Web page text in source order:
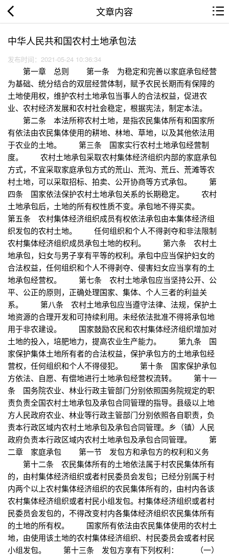
文章内容
中华人民共和国农村土地承包法
发布时间：2021-05-24 10:36:34
第一章 总则 第一条 为稳定和完善以家庭承包经营
为基础、统分结合的双层经营体制，赋予农民长期而有保障的
土地使用权，维护农村土地承包当事人的合法权益，促进农
业、农村经济发展和农村社会稳定，根据宪法，制定本法。
第二条 本法所称农村土地，是指农民集体所有和国家所
有依法由农民集体使用的耕地、林地、草地，以及其他依法用
于农业的土地。 第三条 国家实行农村土地承包经营制
度。 农村土地承包采取农村集体经济组织内部的家庭承包
方式，不宜采取家庭承包方式的荒山、荒沟、荒丘、荒滩等农
村土地，可以采取招标、拍卖、公开协商等方式承包。 第
四条 国家依法保护农村土地承包关系的长期稳定。 农村
土地承包后，土地的所有权性质不变。承包地不得买卖。
第五条 农村集体经济组织成员有权依法承包由本集体经济组
织发包的农村土地。 任何组织和个人不得剥夺和非法限制
农村集体经济组织成员承包土地的权利。 第六条 农村土
地承包，妇女与男子享有平等的权利。承包中应当保护妇女的
合法权益，任何组织和个人不得剥夺、侵害妇女应当享有的土
地承包经营权。 第七条 农村土地承包应当坚持公开、公
平、公正的原则，正确处理国家、集体、个人三者的利益关
系。 第八条 农村土地承包应当遵守法律、法规，保护土
地资源的合理开发和可持续利用。未经依法批准不得将承包地
用于非农建设。 国家鼓励农民和农村集体经济组织增加对
土地的投入，培肥地力，提高农业生产能力。 第九条 国
家保护集体土地所有者的合法权益，保护承包方的土地承包经
营权，任何组织和个人不得侵犯。 第十条 国家保护承包
方依法、自愿、有偿地进行土地承包经营权流转。 第十一
条 国务院农业、林业行政主管部门分别依照国务院规定的职
责负责全国农村土地承包及承包合同管理的指导。县级以上地
方人民政府农业、林业等行政主管部门分别依照各自职责，负
责本行政区域内农村土地承包及承包合同管理。乡（镇）人民
政府负责本行政区域内农村土地承包及承包合同管理。 第
二章 家庭承包 第一节 发包方和承包方的权利和义务
第十二条 农民集体所有的土地依法属于村农民集体所有
的，由村集体经济组织或者村民委员会发包；已经分别属于村
内两个以上农村集体经济组织的农民集体所有的，由村内各该
农村集体经济组织或者村民小组发包。村集体经济组织或者村
民委员会发包的，不得改变村内各集体经济组织农民集体所有
的土地的所有权。 国家所有依法由农民集体使用的农村土
地，由使用该土地的农村集体经济组织、村民委员会或者村民
小组发包。 第十三条 发包方享有下列权利： （一）